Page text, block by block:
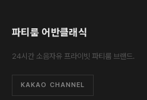
파티룸 어반클래식
24시간 소음자유 프라이빗 파티룸 브랜드.
KAKAO CHANNEL